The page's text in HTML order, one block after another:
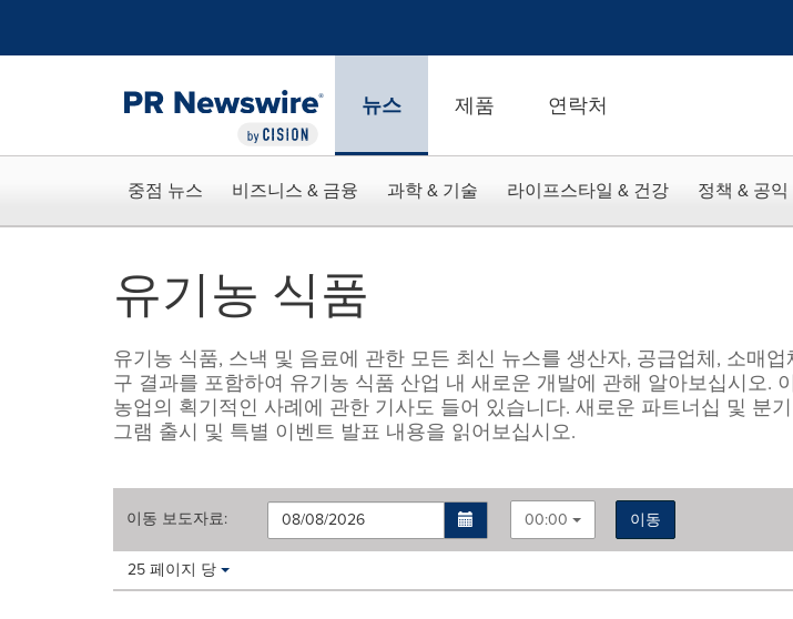
뉴스 제품 연락처
중점 뉴스 비즈니스 & 금융 과학 & 기술 라이프스타일 & 건강 정책 & 공익
유기농 식품
유기농 식품, 스낵 및 음료에 관한 모든 최신 뉴스를 생산자, 공급업체, 소매
구 결과를 포함하여 유기농 식품 산업 내 새로운 개발에 관해 알아보십시오.
농업의 획기적인 사례에 관한 기사도 들어 있습니다. 새로운 파트너십 및 분
그램 출시 및 특별 이벤트 발표 내용을 읽어보십시오.
이동 보도자료: 00:00
이동
Making
Items per page:
25 페이지 당